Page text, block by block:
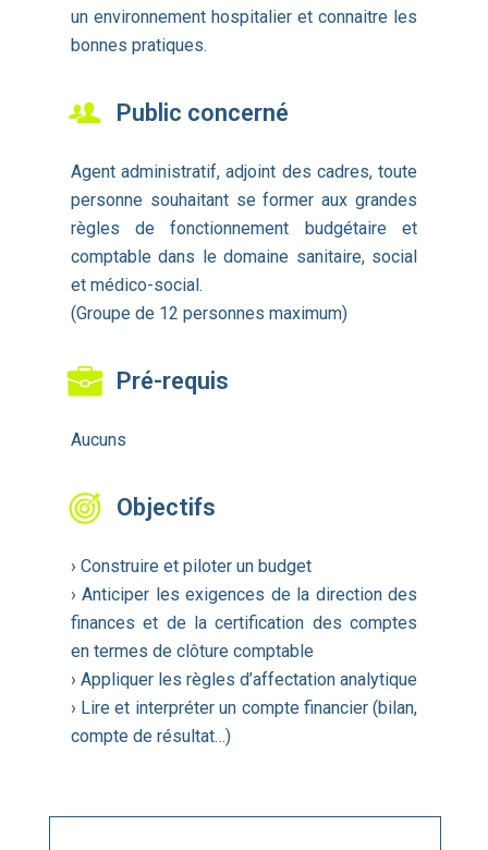
un environnement hospitalier et connaitre les
bonnes pratiques.
Public concerné
Agent administratif, adjoint des cadres, toute
personne souhaitant se former aux grandes
règles de fonctionnement budgétaire et
comptable dans le domaine sanitaire, social
et médico-social.
(Groupe de 12 personnes maximum)
Pré-requis
Aucuns
Objectifs
› Construire et piloter un budget
› Anticiper les exigences de la direction des
finances et de la certification des comptes
en termes de clôture comptable
› Appliquer les règles d’affectation analytique
› Lire et interpréter un compte financier (bilan,
compte de résultat…)